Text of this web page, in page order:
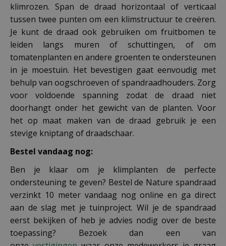
klimrozen. Span de draad horizontaal of verticaal
tussen twee punten om een klimstructuur te creëren.
Je kunt de draad ook gebruiken om fruitbomen te
leiden langs muren of schuttingen, of om
tomatenplanten en andere groenten te ondersteunen
in je moestuin. Het bevestigen gaat eenvoudig met
behulp van oogschroeven of spandraadhouders. Zorg
voor voldoende spanning zodat de draad niet
doorhangt onder het gewicht van de planten. Voor
het op maat maken van de draad gebruik je een
stevige kniptang of draadschaar.
Bestel vandaag nog:
Ben je klaar om je klimplanten de perfecte
ondersteuning te geven? Bestel de Nature spandraad
verzinkt 10 meter vandaag nog online en ga direct
aan de slag met je tuinproject. Wil je de spandraad
eerst bekijken of heb je advies nodig over de beste
toepassing? Bezoek dan een van